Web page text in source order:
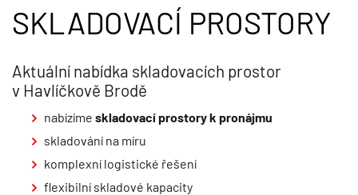
SKLADOVACÍ PROSTORY
Aktuální nabídka skladovacích prostor
v Havlíčkově Brodě
nabízíme skladovací prostory k pronájmu
skladování na míru
komplexní logistické řešení
flexibilní skladové kapacity